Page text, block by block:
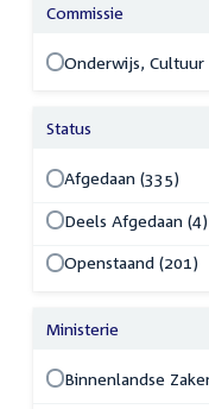
Commissie
Onderwijs, Cultuur
Status
Afgedaan (335)
Deels Afgedaan (4)
Openstaand (201)
Ministerie
Binnenlandse